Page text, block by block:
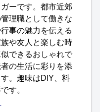
ーです。都市近郊
理職として働きな
事の魅力を伝える
や友人と楽しむ時
できるおしゃれで
の生活に彩りを添
。趣味はDIY、料
す。